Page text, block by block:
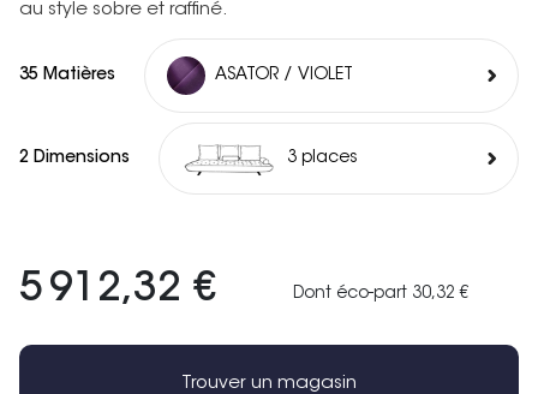
au style sobre et raffiné.
35 Matières ASATOR / VIOLET
2 Dimensions 3 places
5 912,32 € Dont éco-part 30,32 €
Trouver un magasin